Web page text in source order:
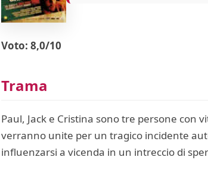
Voto: 8,0/10
Trama
Paul, Jack e Cristina sono tre persone con
verranno unite per un tragico incidente
influenzarsi a vicenda in un intreccio di